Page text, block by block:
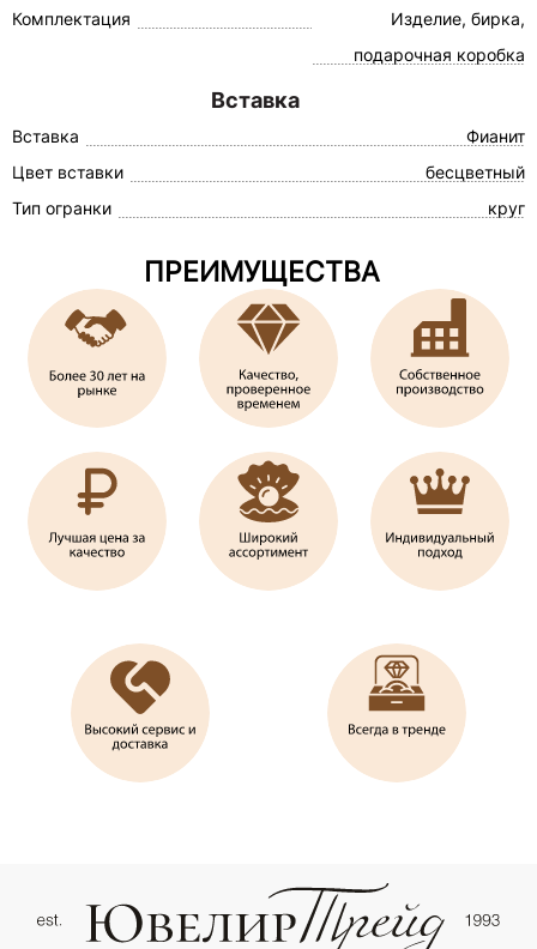
Комплектация
Изделие, бирка,
подарочная коробка
Вставка
Вставка
Фианит
Цвет вставки
бесцветный
Тип огранки
круг
ПРЕИМУЩЕСТВА